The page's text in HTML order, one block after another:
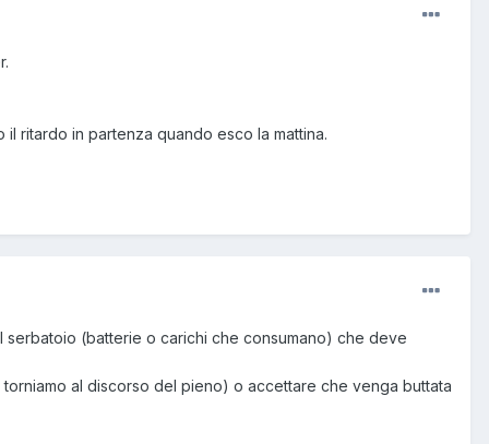
ritardo in partenza quando esco la mattina.
(batterie o carichi che consumano) che deve
al discorso del pieno) o accettare che venga buttata